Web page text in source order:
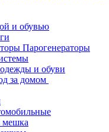
и обувью
Парогенераторы
и обуви
за домом
мешка